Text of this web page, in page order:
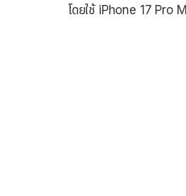
โดยใช้ iPhone 17 Pro